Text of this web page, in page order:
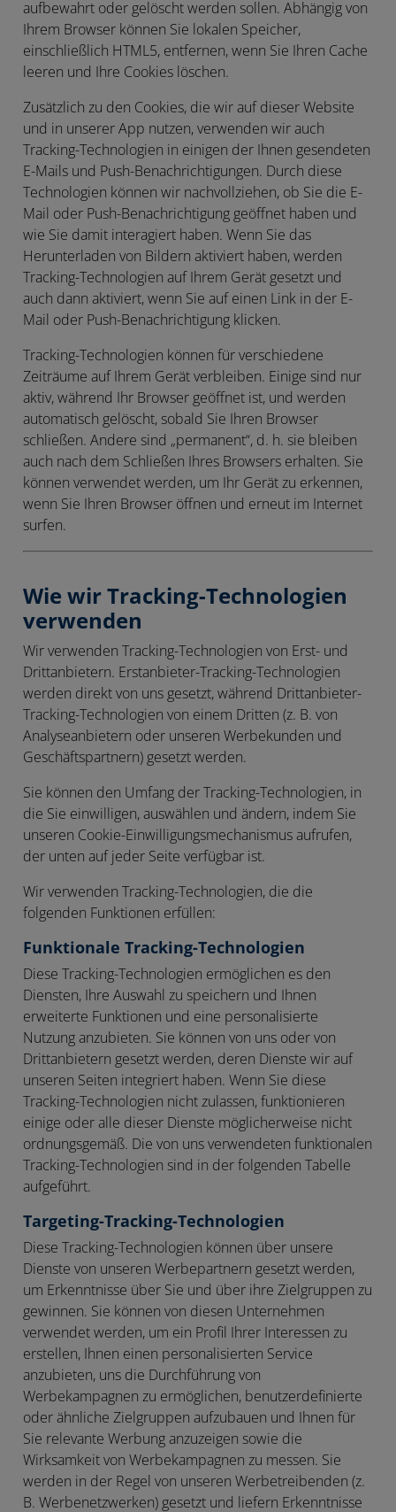
aufbewahrt oder gelöscht werden sollen. Abhängig von
Ihrem Browser können Sie lokalen Speicher,
einschließlich HTML5, entfernen, wenn Sie Ihren Cache
leeren und Ihre Cookies löschen.
Zusätzlich zu den Cookies, die wir auf dieser Website
und in unserer App nutzen, verwenden wir auch
Tracking-Technologien in einigen der Ihnen gesendeten
E-Mails und Push-Benachrichtigungen. Durch diese
Technologien können wir nachvollziehen, ob Sie die E-
Mail oder Push-Benachrichtigung geöffnet haben und
wie Sie damit interagiert haben. Wenn Sie das
Herunterladen von Bildern aktiviert haben, werden
Tracking-Technologien auf Ihrem Gerät gesetzt und
auch dann aktiviert, wenn Sie auf einen Link in der E-
Mail oder Push-Benachrichtigung klicken.
Tracking-Technologien können für verschiedene
Zeiträume auf Ihrem Gerät verbleiben. Einige sind nur
aktiv, während Ihr Browser geöffnet ist, und werden
automatisch gelöscht, sobald Sie Ihren Browser
schließen. Andere sind „permanent“, d. h. sie bleiben
auch nach dem Schließen Ihres Browsers erhalten. Sie
können verwendet werden, um Ihr Gerät zu erkennen,
wenn Sie Ihren Browser öffnen und erneut im Internet
surfen.
Wie wir Tracking-Technologien
verwenden
Wir verwenden Tracking-Technologien von Erst- und
Drittanbietern. Erstanbieter-Tracking-Technologien
werden direkt von uns gesetzt, während Drittanbieter-
Tracking-Technologien von einem Dritten (z. B. von
Analyseanbietern oder unseren Werbekunden und
Geschäftspartnern) gesetzt werden.
Sie können den Umfang der Tracking-Technologien, in
die Sie einwilligen, auswählen und ändern, indem Sie
unseren Cookie-Einwilligungsmechanismus aufrufen,
der unten auf jeder Seite verfügbar ist.
Wir verwenden Tracking-Technologien, die die
folgenden Funktionen erfüllen:
Funktionale Tracking-Technologien
Diese Tracking-Technologien ermöglichen es den
Diensten, Ihre Auswahl zu speichern und Ihnen
erweiterte Funktionen und eine personalisierte
Nutzung anzubieten. Sie können von uns oder von
Drittanbietern gesetzt werden, deren Dienste wir auf
unseren Seiten integriert haben. Wenn Sie diese
Tracking-Technologien nicht zulassen, funktionieren
einige oder alle dieser Dienste möglicherweise nicht
ordnungsgemäß. Die von uns verwendeten funktionalen
Tracking-Technologien sind in der folgenden Tabelle
aufgeführt.
Targeting-Tracking-Technologien
Diese Tracking-Technologien können über unsere
Dienste von unseren Werbepartnern gesetzt werden,
um Erkenntnisse über Sie und über ihre Zielgruppen zu
gewinnen. Sie können von diesen Unternehmen
verwendet werden, um ein Profil Ihrer Interessen zu
erstellen, Ihnen einen personalisierten Service
anzubieten, uns die Durchführung von
Werbekampagnen zu ermöglichen, benutzerdefinierte
oder ähnliche Zielgruppen aufzubauen und Ihnen für
Sie relevante Werbung anzuzeigen sowie die
Wirksamkeit von Werbekampagnen zu messen. Sie
werden in der Regel von unseren Werbetreibenden (z.
B. Werbenetzwerken) gesetzt und liefern Erkenntnisse